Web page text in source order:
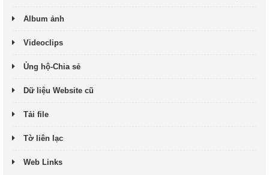
Album ảnh
Videoclips
Ủng hộ-Chia sẻ
Dữ liệu Website cũ
Tải file
Tờ liên lạc
Web Links